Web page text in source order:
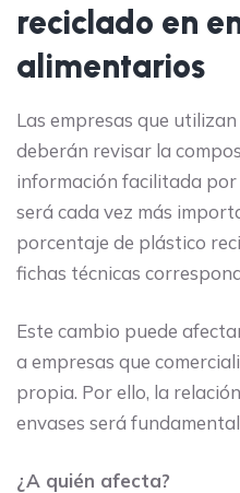
reciclado en
alimentarios
Las empresas que
deberán revisar la
información facilitada por
será cada vez más
porcentaje de plástico
fichas técnicas
Este cambio puede
a empresas que
propia. Por ello, la
envases será
¿A quién afecta?